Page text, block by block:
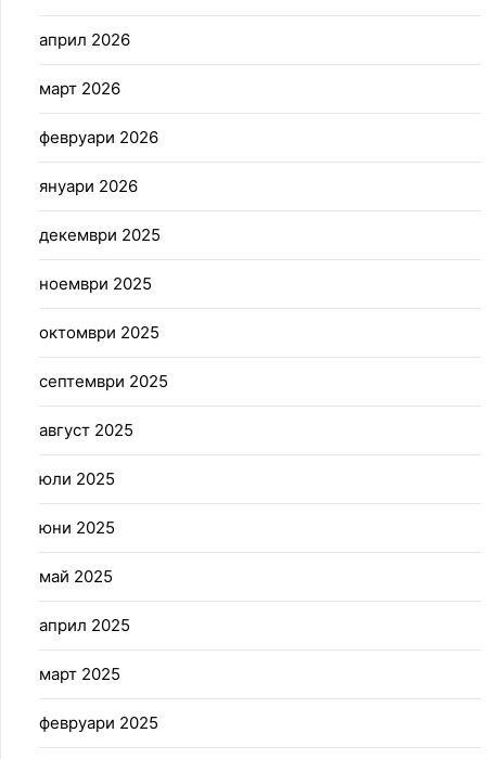
април 2026
март 2026
февруари 2026
януари 2026
декември 2025
ноември 2025
октомври 2025
септември 2025
август 2025
юли 2025
юни 2025
май 2025
април 2025
март 2025
февруари 2025